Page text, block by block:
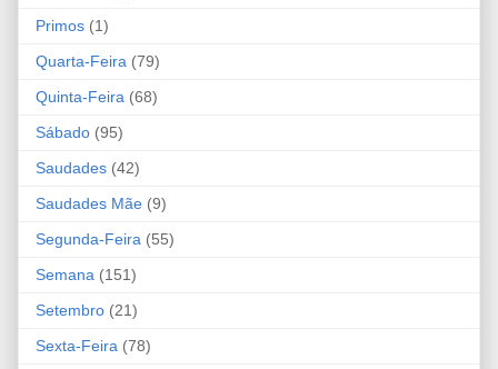
Primos (1)
Quarta-Feira (79)
Quinta-Feira (68)
Sábado (95)
Saudades (42)
Saudades Mãe (9)
Segunda-Feira (55)
Semana (151)
Setembro (21)
Sexta-Feira (78)